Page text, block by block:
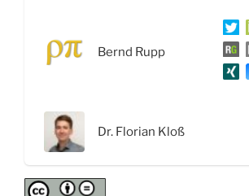
Händedesinfektion
Bernd Rupp
Dr. Florian Kloß